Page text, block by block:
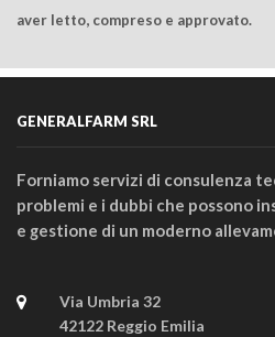
aver letto, compreso e approvato.
GENERALFARM SRL
Forniamo servizi di consulenza
problemi e i dubbi che possono
e gestione di un moderno
Via Umbria 32
42122 Reggio Emilia